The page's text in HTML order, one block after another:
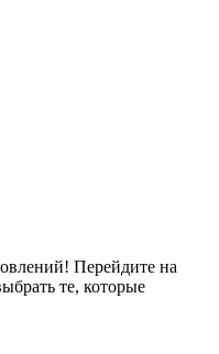
Перейдите на
те, которые